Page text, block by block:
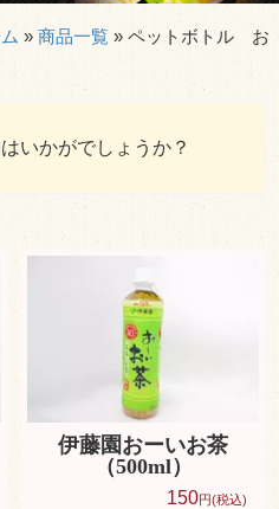
»商品一覧 » ペットボトル お
いかがでしょうか？
伊藤園おーいお茶
（500ml）
150円(税込)